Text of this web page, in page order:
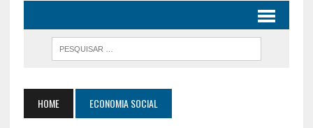
HOME ECONOMIA SOCIAL